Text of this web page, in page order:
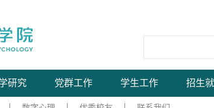
研究 党群工作 学生工作 招生